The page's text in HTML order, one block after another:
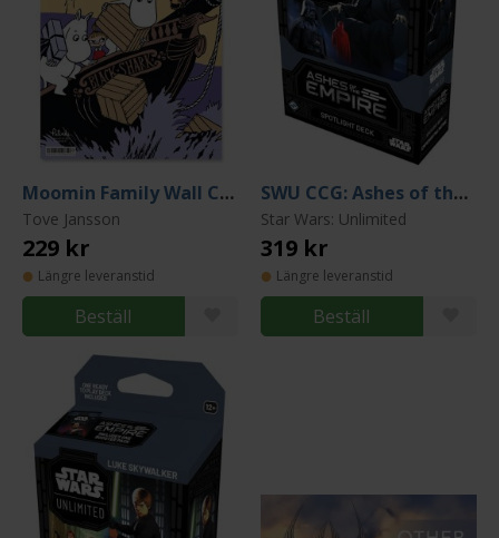
Moomin Family Wall Calendar 2027 (23x34cm)
Tove Jansson
229 kr
Längre leveranstid
Beställ
SWU CCG: Ashes of the Empire - Palpatine Spotlight Deck
Star Wars: Unlimited
319 kr
Längre leveranstid
Beställ